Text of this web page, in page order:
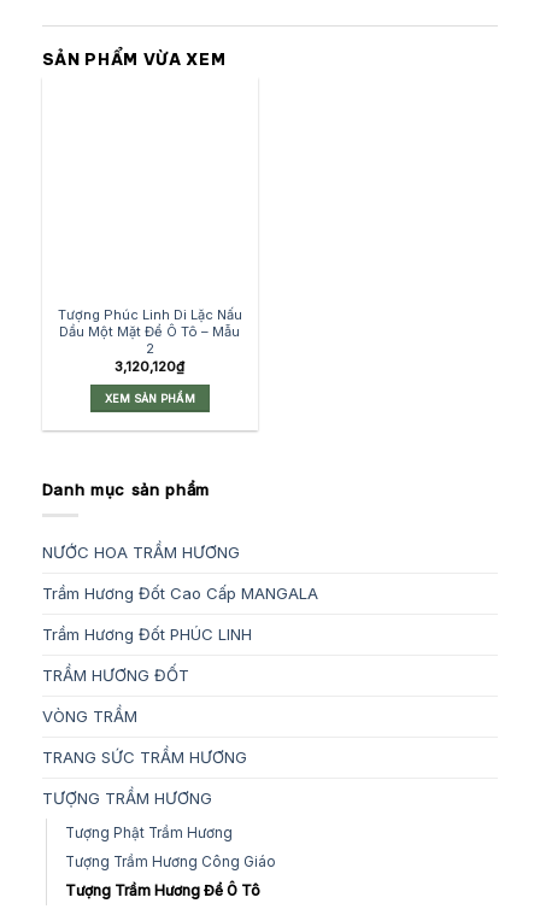
SẢN PHẨM VỪA XEM
Tượng Phúc Linh Di Lặc Nấu
Dầu Một Mặt Để Ô Tô – Mẫu
2
3,120,120₫
XEM SẢN PHẨM
Danh mục sản phẩm
NƯỚC HOA TRẦM HƯƠNG
Trầm Hương Đốt Cao Cấp MANGALA
Trầm Hương Đốt PHÚC LINH
TRẦM HƯƠNG ĐỐT
VÒNG TRẦM
TRANG SỨC TRẦM HƯƠNG
TƯỢNG TRẦM HƯƠNG
Tượng Phật Trầm Hương
Tượng Trầm Hương Công Giáo
Tượng Trầm Hương Để Ô Tô